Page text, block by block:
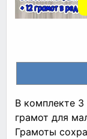
В комплекте
грамот для
Грамоты